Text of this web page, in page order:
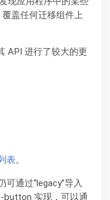
盖任何迁移组件上
API 进行了较大的更
表。
通过“legacy”导入
button 实现，可以通